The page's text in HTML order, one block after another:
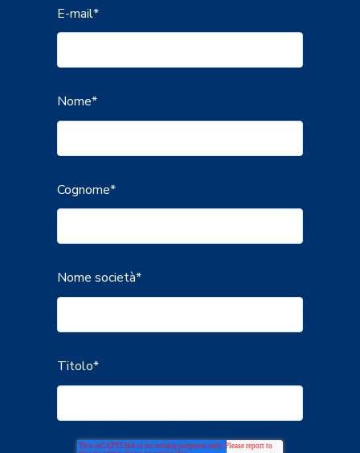
E-mail*
Nome*
Cognome*
Nome società*
Titolo*